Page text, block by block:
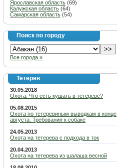
Ярославская область (69)
Калужская область (64)
Самарская область (54)
Поиск по городу
Все города »
Тетерев
30.05.2018
Охота. Что есть кушать в тетереве?
05.08.2015
Охота по тетеревиным выводкам в конце
августа. Требования к собаке
24.05.2013
Охота на тетерева с подхода в ток
20.04.2013
Охота на тетерева из шалаша весной